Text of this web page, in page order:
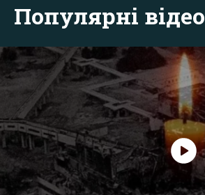
Популярні відео